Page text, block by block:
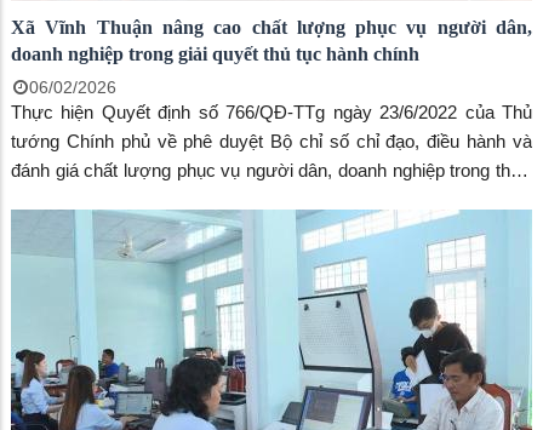
Xã Vĩnh Thuận nâng cao chất lượng phục vụ người dân,
doanh nghiệp trong giải quyết thủ tục hành chính
06/02/2026
Thực hiện Quyết định số 766/QĐ-TTg ngày 23/6/2022 của Thủ
tướng Chính phủ về phê duyệt Bộ chỉ số chỉ đạo, điều hành và
đánh giá chất lượng phục vụ người dân, doanh nghiệp trong thực
trường điện tử, thời gian qua, xã Vĩnh Thuận đã tập trung triển
khai đồng bộ nhiều giải pháp nhằm nâng cao chất lượng phục vụ,
lấy sự hài lòng của người dân, doanh nghiệp làm thước đo hiệu
quả hoạt động hành chính.